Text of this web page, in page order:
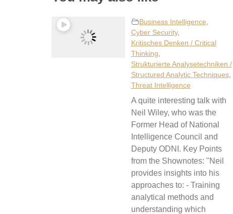
Business Intelligence
Cyber Security,
Kritisches Denken / Critical
Thinking
Strukturierte Analysetechniken /
Structured Analytic Techniques,
Threat Intelligence
A quite interesting talk with
Neil Wiley, who was the
Former Head of National
Intelligence Council and
Deputy ODNI. Key Points
from the Shownotes: "Neil
provides insights into his
approaches to: - Training
analytical methods and
understanding which